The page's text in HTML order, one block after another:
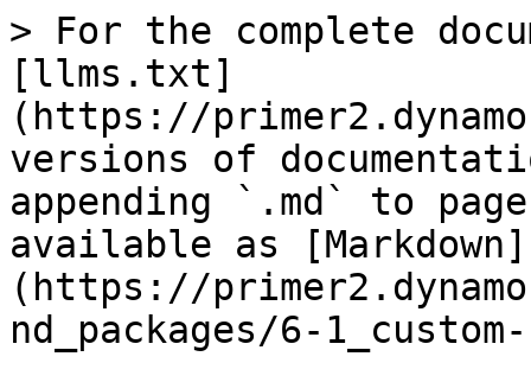
> For the complete
[llms.txt]
(https://
versions of
appending `.md` to
available as [Markdown]
(https://
nd_packages/6-